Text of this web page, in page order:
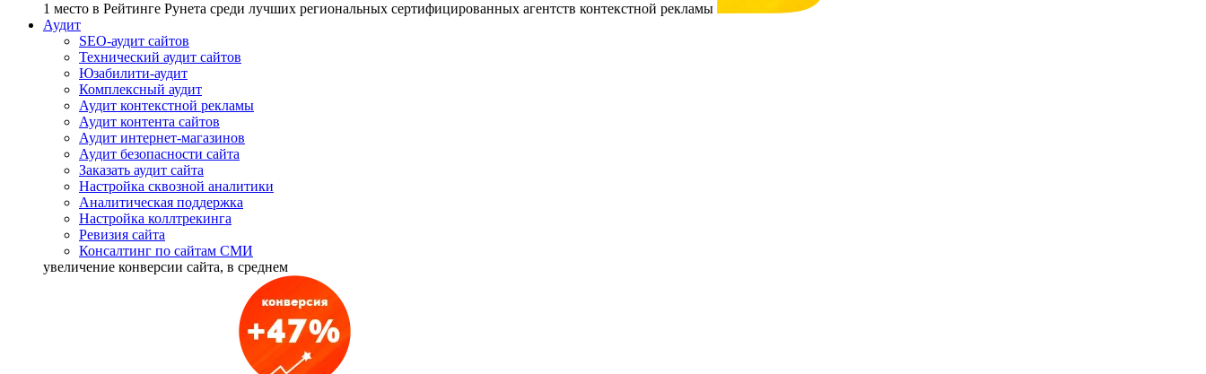
1 место в Рейтинге Рунета cреди лучших региональных сертифицированных агентств контекстной рекламы
Аудит
SEO-аудит сайтов
Технический аудит сайтов
Юзабилити-аудит
Комплексный аудит
Аудит контекстной рекламы
Аудит контента сайтов
Аудит интернет-магазинов
Аудит безопасности сайта
Заказать аудит сайта
Настройка сквозной аналитики
Аналитическая поддержка
Настройка коллтрекинга
Ревизия сайта
Консалтинг по сайтам СМИ
увеличение конверсии сайта, в среднем